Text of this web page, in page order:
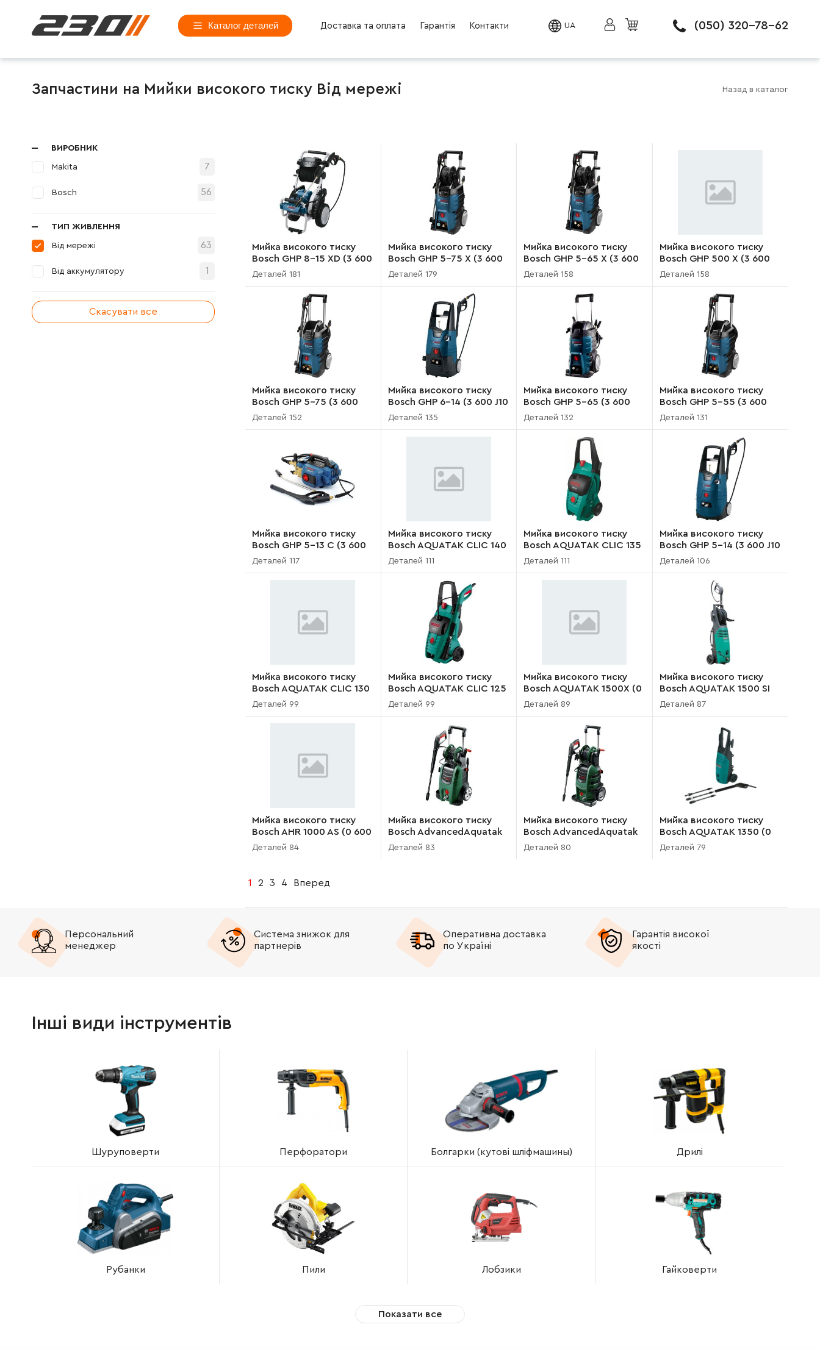
Каталог деталей Доставка та оплата Гарантія Контакти UA (050) 320-78-62
Запчастини на Мийки високого тиску Від мережі Назад в каталог
ВИРОБНИК
Makita 7
Bosch 56
ТИП ЖИВЛЕННЯ
Від мережі 63
Від аккумулятору 1
Скасувати все
Мийка високого тиску
Bosch GHP 8-15 XD (3 600
J10 300)
Деталей 181
Мийка високого тиску
Bosch GHP 5-75 X (3 600
J10 800)
Деталей 179
Мийка високого тиску
Bosch GHP 5-65 X (3 600
J10 600)
Деталей 158
Мийка високого тиску
Bosch GHP 500 X (3 600
J10 900)
Деталей 158
Мийка високого тиску
Bosch GHP 5-75 (3 600
J10 700)
Деталей 152
Мийка високого тиску
Bosch GHP 6-14 (3 600 J10
200)
Деталей 135
Мийка високого тиску
Bosch GHP 5-65 (3 600
J10 500)
Деталей 132
Мийка високого тиску
Bosch GHP 5-55 (3 600
J10 400)
Деталей 131
Мийка високого тиску
Bosch GHP 5-13 C (3 600
J10 000)
Деталей 117
Мийка високого тиску
Bosch AQUATAK CLIC 140
(3 600 H79 300)
Деталей 111
Мийка високого тиску
Bosch AQUATAK CLIC 135
(3 600 H79 200)
Деталей 111
Мийка високого тиску
Bosch GHP 5-14 (3 600 J10
100)
Деталей 106
Мийка високого тиску
Bosch AQUATAK CLIC 130
(3 600 H79 130)
Деталей 99
Мийка високого тиску
Bosch AQUATAK CLIC 125
(3 600 H79 000)
Деталей 99
Мийка високого тиску
Bosch AQUATAK 1500X (0
600 875 103)
Деталей 89
Мийка високого тиску
Bosch AQUATAK 1500 SI
(0 600 875 003)
Деталей 87
Мийка високого тиску
Bosch AHR 1000 AS (0 600
806 003)
Деталей 84
Мийка високого тиску
Bosch AdvancedAquatak
160 (3 600 HA7 800)
Деталей 83
Мийка високого тиску
Bosch AdvancedAquatak
150 (3 600 HA7 700)
Деталей 80
Мийка високого тиску
Bosch AQUATAK 1350 (0
600 874 103)
Деталей 79
1 2 3 4 Вперед
Персональний
менеджер
Система знижок для
партнерів
Оперативна доставка
по Україні
Гарантія високої
якості
Інші види інструментів
Шуруповерти Перфоратори Болгарки (кутові шліфмашины) Дрилі
Рубанки Пили Лобзики Гайковерти
Показати все